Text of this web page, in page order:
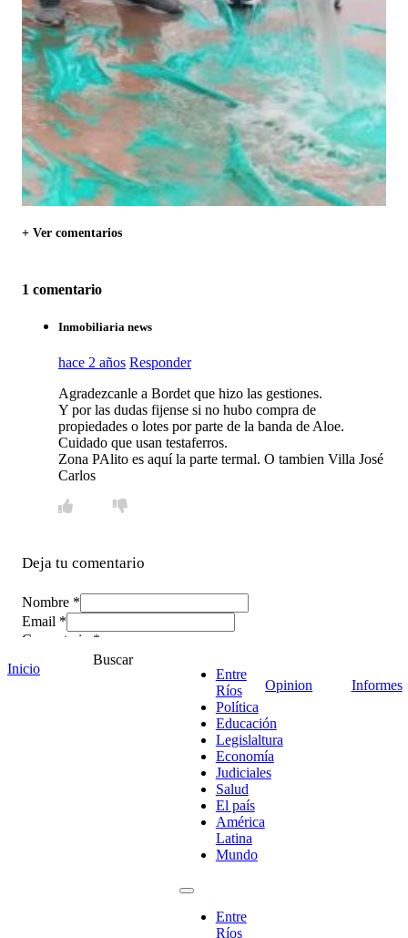
+ Ver comentarios
1 comentario
Inmobiliaria news
hace 2 años Responder
Agradezcanle a Bordet que hizo las gestiones.
Y por las dudas fijense si no hubo compra de
propiedades o lotes por parte de la banda de Aloe.
Cuidado que usan testaferros.
Zona PAlito es aquí la parte termal. O tambien Villa José
Carlos
Deja tu comentario
Nombre *
Email *
Comentario *
Inicio
Buscar
Entre
Ríos
Política
Educación
Legislaltura
Economía
Judiciales
Salud
El país
América
Latina
Mundo
Entre
Ríos
Opinion Informes
¡Ponete en contacto!